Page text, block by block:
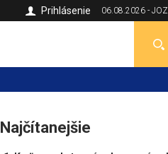
06.08.2026 -
Prihlásenie
Najčítanejšie